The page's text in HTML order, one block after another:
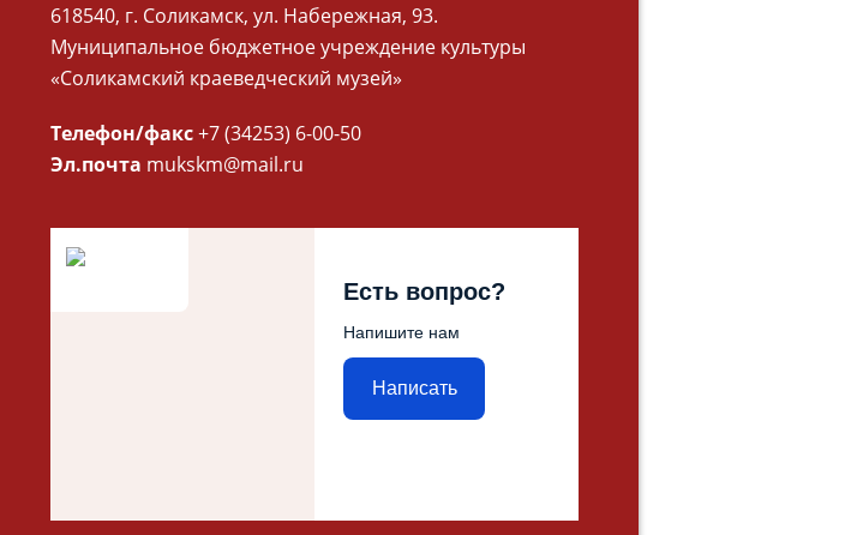
618540, г. Соликамск, ул. Набережная, 93.
Муниципальное бюджетное учреждение культуры
«Соликамский краеведческий музей»
Телефон/факс+7 (34253) 6-00-50
Эл.почта mukskm@mail.ru
Есть вопрос?
Напишите нам
Написать